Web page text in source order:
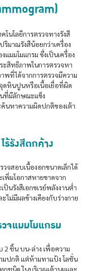
โนโลยีการตรวจทางรังสี
มาณรังสีน้อยกว่าเครื่อง
แมมโมแกรม ซึ่งเป็นเครื่อง
ะสิทธิภาพในการตรวจหา
าพที่ได้จากการตรวจมีความ
ดหินปูนหรือเนื้อเยื่อที่ผิด
ที่มีลักษณะแข็ง
นหาความผิดปกติของเต้า
ร้รังสีตกค้าง
จสอบเนื้องอกขนาดเล็กได้
พิ่มโอกาสหายขาดจาก
ป็นรังสีเอกซเรย์พลังงานต่ำ
ไม่มีผลข้างเคียงกับร่างกาย
จแมมโมแกรม
2 ชิ้น บน-ล่าง เพื่อความ
มปกติ แต่ห้ามทาแป้ง โลชั่น
กชนิด ในบริเวณเต้านมและ